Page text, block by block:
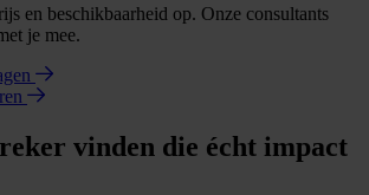
en beschikbaarheid op. Onze consultants
je mee.
vinden die écht impact